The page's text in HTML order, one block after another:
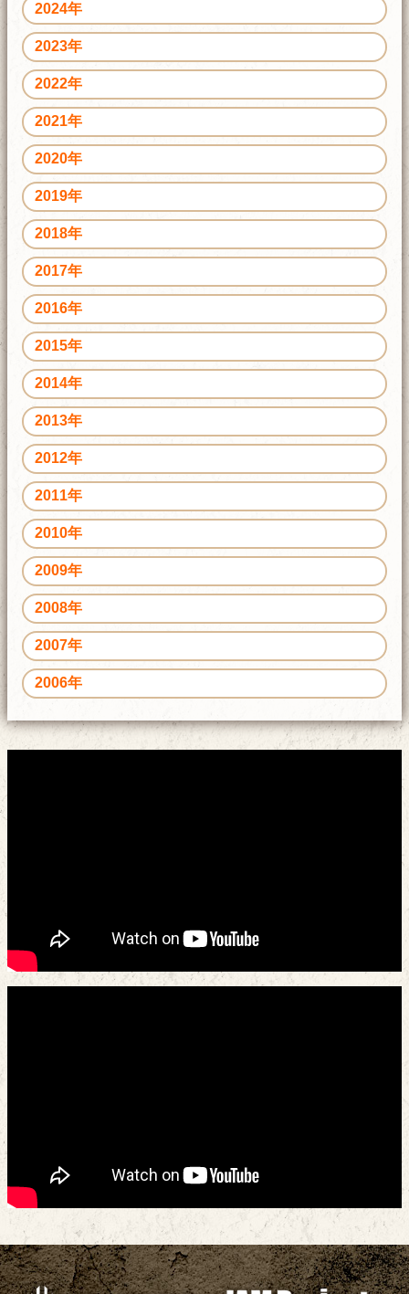
2024年
2023年
2022年
2021年
2020年
2019年
2018年
2017年
2016年
2015年
2014年
2013年
2012年
2011年
2010年
2009年
2008年
2007年
2006年